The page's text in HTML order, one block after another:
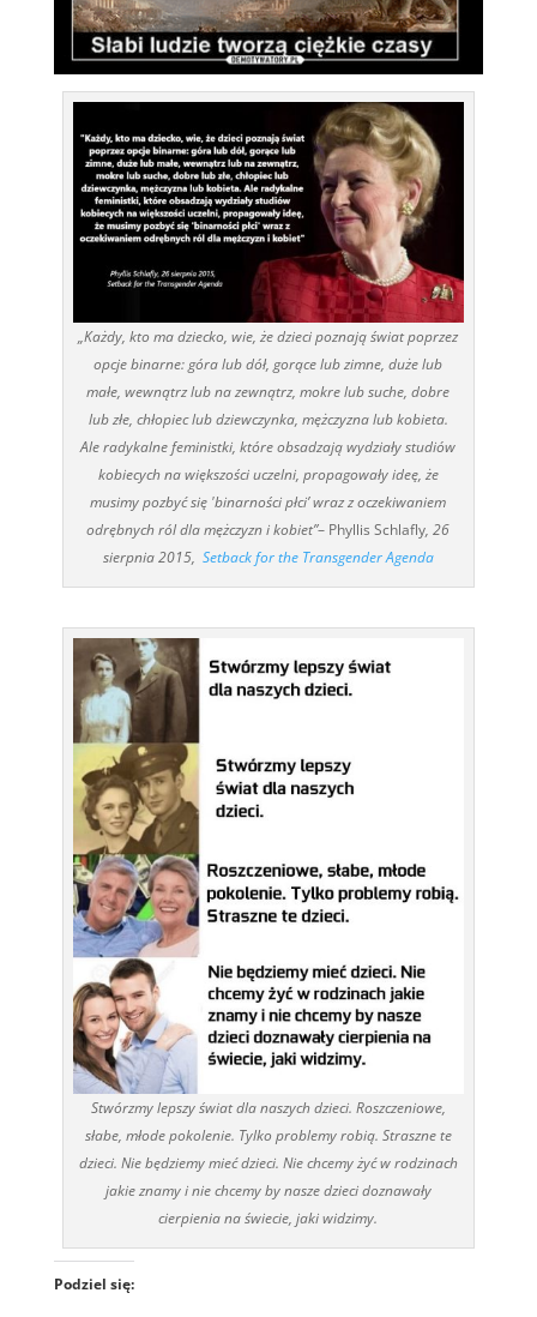
„Każdy, kto ma dziecko, wie, że dzieci poznają świat poprzez
opcje binarne: góra lub dół, gorące lub zimne, duże lub
małe, wewnątrz lub na zewnątrz, mokre lub suche, dobre
lub złe, chłopiec lub dziewczynka, mężczyzna lub kobieta.
Ale radykalne feministki, które obsadzają wydziały studiów
kobiecych na większości uczelni, propagowały ideę, że
musimy pozbyć się 'binarności płci’ wraz z oczekiwaniem
odrębnych ról dla mężczyzn i kobiet”– Phyllis Schlafly, 26
sierpnia 2015, Setback for the Transgender Agenda
Stwórzmy lepszy świat dla naszych dzieci. Roszczeniowe,
słabe, młode pokolenie. Tylko problemy robią. Straszne te
dzieci. Nie będziemy mieć dzieci. Nie chcemy żyć w rodzinach
jakie znamy i nie chcemy by nasze dzieci doznawały
cierpienia na świecie, jaki widzimy.
Podziel się: